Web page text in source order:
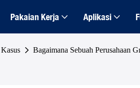
Pakaian Kerja Aplikasi
Kasus Bagaimana Sebuah Perusahaan